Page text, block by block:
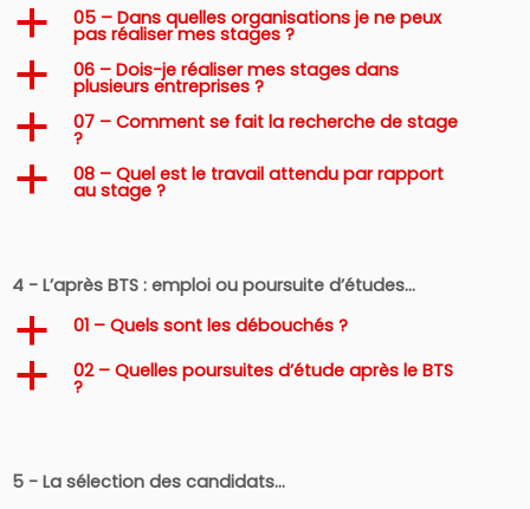
a 05 – Dans quelles organisations je ne peux
pas réaliser mes stages ?
a 06 – Dois-je réaliser mes stages dans
plusieurs entreprises ?
a 07 – Comment se fait la recherche de stage
?
a 08 – Quel est le travail attendu par rapport
au stage ?
4 - L’après BTS : emploi ou poursuite d’études…
a 01 – Quels sont les débouchés ?
a 02 – Quelles poursuites d’étude après le BTS
?
5 - La sélection des candidats…